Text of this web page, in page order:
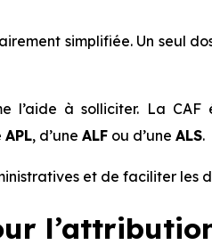
simplifiée. Un seul
l’aide à solliciter. La
APL, d’une ALF ou d’une ALS.
et de faciliter les